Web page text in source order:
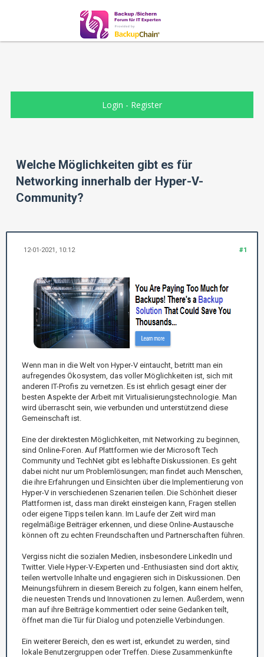
Login - Register
Welche Möglichkeiten gibt es für
Networking innerhalb der Hyper-V-
Community?
#1
12-01-2021, 10:12
Wenn man in die Welt von Hyper-V eintaucht, betritt man ein
aufregendes Ökosystem, das voller Möglichkeiten ist, sich mit
anderen IT-Profis zu vernetzen. Es ist ehrlich gesagt einer der
besten Aspekte der Arbeit mit Virtualisierungstechnologie. Man
wird überrascht sein, wie verbunden und unterstützend diese
Gemeinschaft ist.
Eine der direktesten Möglichkeiten, mit Networking zu beginnen,
sind Online-Foren. Auf Plattformen wie der Microsoft Tech
Community und TechNet gibt es lebhafte Diskussionen. Es geht
dabei nicht nur um Problemlösungen; man findet auch Menschen,
die ihre Erfahrungen und Einsichten über die Implementierung von
Hyper-V in verschiedenen Szenarien teilen. Die Schönheit dieser
Plattformen ist, dass man direkt einsteigen kann, Fragen stellen
oder eigene Tipps teilen kann. Im Laufe der Zeit wird man
regelmäßige Beiträger erkennen, und diese Online-Austausche
können oft zu echten Freundschaften und Partnerschaften führen.
Vergiss nicht die sozialen Medien, insbesondere LinkedIn und
Twitter. Viele Hyper-V-Experten und -Enthusiasten sind dort aktiv,
teilen wertvolle Inhalte und engagieren sich in Diskussionen. Den
Meinungsführern in diesem Bereich zu folgen, kann einem helfen,
die neuesten Trends und Innovationen zu lernen. Außerdem, wenn
man auf ihre Beiträge kommentiert oder seine Gedanken teilt,
öffnet man die Tür für Dialog und potenzielle Verbindungen.
Ein weiterer Bereich, den es wert ist, erkundet zu werden, sind
lokale Benutzergruppen oder Treffen. Diese Zusammenkünfte